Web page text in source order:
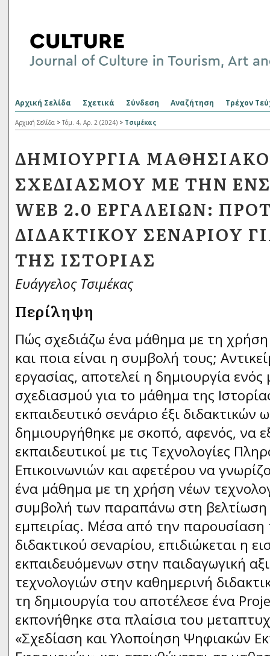
Αρχική Σελίδα Σχετικά Σύνδεση Αναζήτηση Τρέχον
Αρχική Σελίδα > Τόμ. 4, Αρ. 2 (2024) > Τσιμέκας
ΔΗΜΙΟΥΡΓΊΑ
ΣΧΕΔΙΑΣΜΟΎ ΜΕ ΤΗΝ
WEB 2.0 ΕΡΓΑΛΕΊΩΝ:
ΔΙΔΑΚΤΙΚΟΎ ΣΕΝΑΡΊΟΥ
ΤΗΣ ΙΣΤΟΡΊΑΣ
Ευάγγελος Τσιμέκας
Περίληψη
Πώς σχεδιάζω ένα μάθημα με τη
και ποια είναι η συμβολή τους;
εργασίας, αποτελεί η δημιουργία
σχεδιασμού για το μάθημα της
εκπαιδευτικό σενάριο έξι διδακτικών
δημιουργήθηκε με σκοπό, αφενός, να
εκπαιδευτικοί με τις Τεχνολογίες
Επικοινωνιών και αφετέρου να
ένα μάθημα με τη χρήση νέων
συμβολή των παραπάνω στη βελτίωση
εμπειρίας. Μέσα από την παρουσίαση
διδακτικού σεναρίου, επιδιώκεται η
εκπαιδευόμενων στην παιδαγωγική
τεχνολογιών στην καθημερινή
τη δημιουργία του αποτέλεσε ένα
εκπονήθηκε στα πλαίσια του
«Σχεδίαση και Υλοποίηση Ψηφιακών